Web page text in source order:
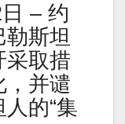
– 约
勒斯坦
采取措
，并谴
的“集